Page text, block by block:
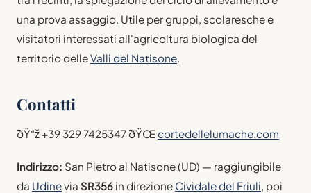
una prova assaggio. Utile per gruppi, scolaresche e
visitatori interessati all'agricoltura biologica del
territorio delleValli del Natisone
Contatti
ðŸ“ž +39 329 7425347 ðŸŒcortedellelumache.com
Indirizzo: San Pietro al Natisone (UD) — raggiungibile
da Udinevia SR356 in direzione Cividale del Friuli, poi